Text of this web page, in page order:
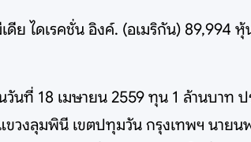
ย ไดเรคชั่น อิงค์. (อเมริกัน)
วันที่ 18 เมษายน 2559 ทุน 1 ล้านบาท
งลุมพินี เขตปทุมวัน กรุงเทพฯ นายน